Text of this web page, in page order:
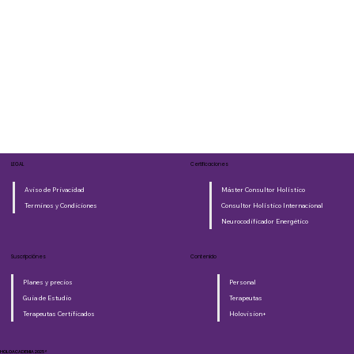
Aviso de Privacidad
Terminos y Condiciones
LEGAL
Máster Consultor Holístico
Consultor Holístico Internacional
Neurocodificador Energético
Certificaciones
Contenido
Personal
Terapeutas
Holovision+
Planes y precios
Guia de Estudio
Terapeutas Certificados
Suscripciónes
HOLOACADEMIA 2025®​